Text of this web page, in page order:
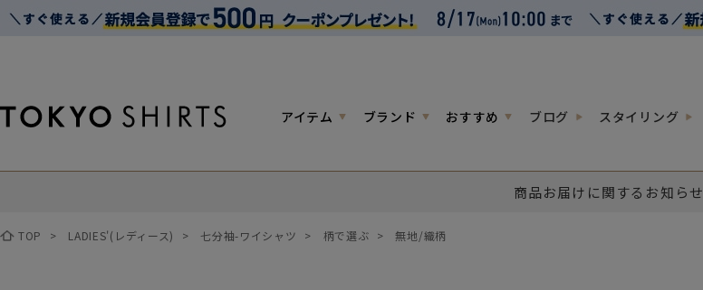
アイテム ブランド おすすめ ブログ スタイリング
商品お届けに関するお知らせ
TOP > LADIES'(レディース) > 七分袖-ワイシャツ > 柄で選ぶ > 無地/織柄